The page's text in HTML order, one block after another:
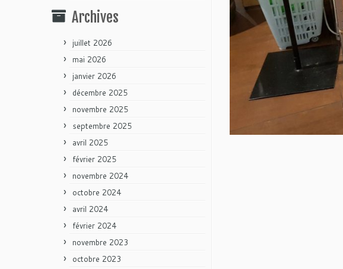
Archives
juillet 2026
mai 2026
janvier 2026
décembre 2025
novembre 2025
septembre 2025
avril 2025
février 2025
novembre 2024
octobre 2024
avril 2024
février 2024
novembre 2023
octobre 2023